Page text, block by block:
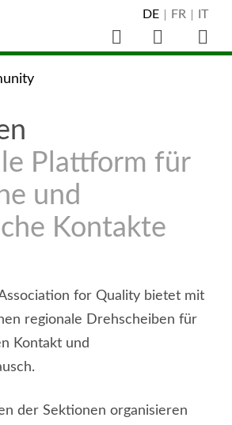
DE FR IT
Suche
Plattform für
und
Kontakte
for Quality bietet mit
regionale Drehscheiben für
Kontakt und
der Sektionen organisieren